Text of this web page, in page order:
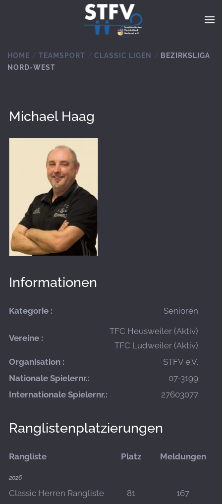
Zum Hauptinhalt springen
HOME TEAMSPORT CLASSIC LIGEN
BEZIRKSLIGA
NORD-WEST
Michael Haag
Informationen
Kategorie : Senioren
Vereine :
TFC Heusweiler (Aktiv)
TFC Ludweiler (Aktiv)
Organisation :
STFV e.V.
Nationale Spielernr.:
07-3199
Internationale Spielernr.:
27603077
Ranglistenplatzierungen
Rangliste Platz Meldungen
2026
Classic Herren Rangliste 81
167